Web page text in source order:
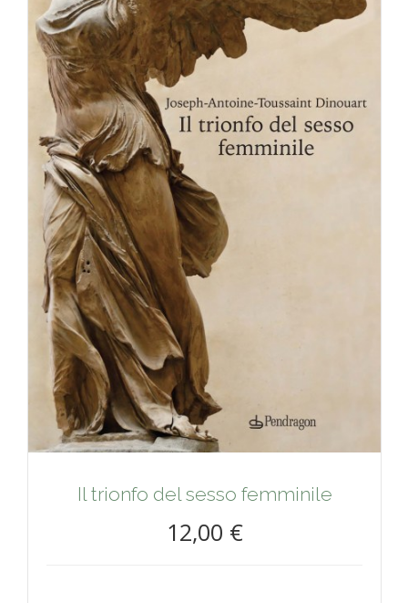
Il trionfo del sesso femminile
12,00 €